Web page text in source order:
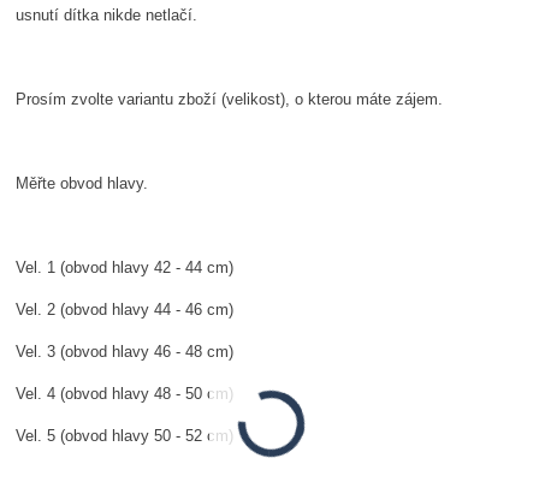
usnutí dítka nikde netlačí.
Prosím zvolte variantu zboží (velikost), o kterou máte zájem.
Měřte obvod hlavy.
Vel. 1 (obvod hlavy 42 - 44 cm)
Vel. 2 (obvod hlavy 44 - 46 cm)
Vel. 3 (obvod hlavy 46 - 48 cm)
Vel. 4 (obvod hlavy 48 - 50 cm)
Vel. 5 (obvod hlavy 50 - 52 cm)